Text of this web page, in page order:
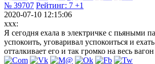
№ 39707 Рейтинг: 7 +1
2020-07-10 12:15:06
xxx:
Я сегодня ехала в электричке с пьяными
успокоить, уговаривал успокоиться и
отталкивает его и так громко на весь